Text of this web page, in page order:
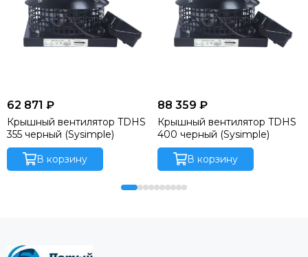
62 871 ₽
Крышный вентилятор TDHS
355 черный (Sysimple)
В корзину
88 359 ₽
Крышный вентилятор TDHS
400 черный (Sysimple)
В корзину